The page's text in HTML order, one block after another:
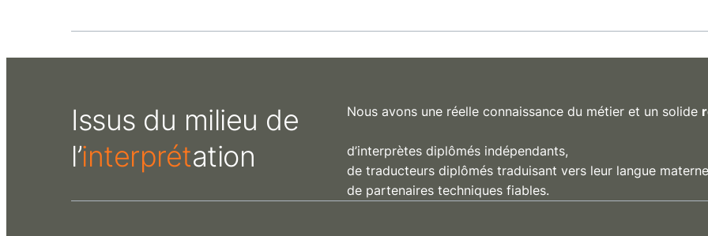
Issus du milieu de
l’interprétation
Nous avons une réelle connaissance du métier et un solide
d’interprètes diplômés indépendants,
de traducteurs diplômés traduisant vers leur langue
de partenaires techniques fiables.